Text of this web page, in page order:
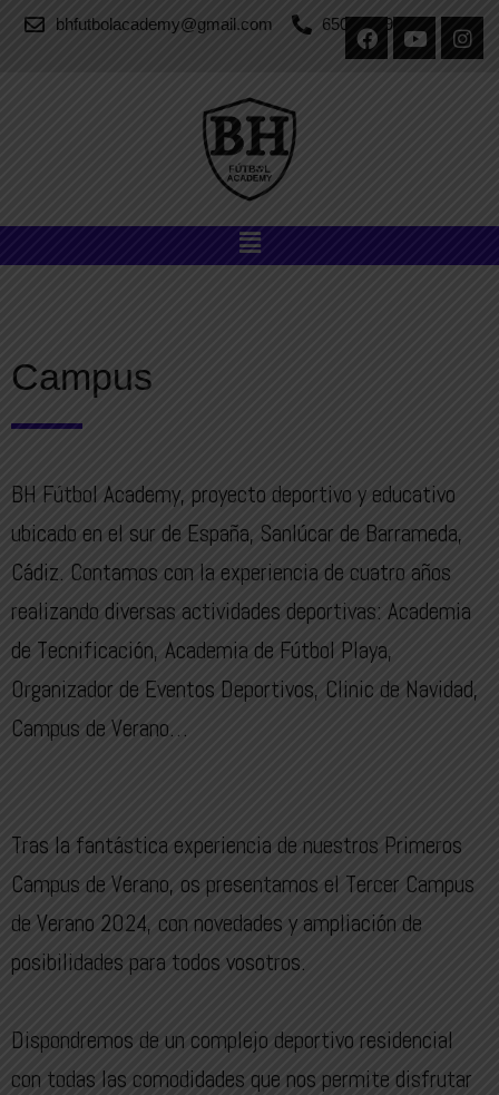
bhfutbolacademy@gmail.com 650 55 69 45
Campus
BH Fútbol Academy, proyecto deportivo y educativo
ubicado en el sur de España, Sanlúcar de Barrameda,
Cádiz. Contamos con la experiencia de cuatro años
realizando diversas actividades deportivas: Academia
de Tecnificación, Academia de Fútbol Playa,
Organizador de Eventos Deportivos, Clinic de Navidad,
Campus de Verano…
Tras la fantástica experiencia de nuestros Primeros
Campus de Verano, os presentamos el Tercer Campus
de Verano 2024, con novedades y ampliación de
posibilidades para todos vosotros.
Dispondremos de un complejo deportivo residencial
con todas las comodidades que nos permite disfrutar